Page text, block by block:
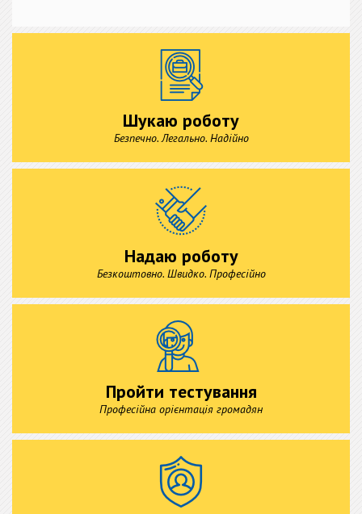
Шукаю роботу
Безпечно. Легально. Надійно
Надаю роботу
Безкоштовно. Швидко. Професійно
Пройти тестування
Професійна орієнтація громадян